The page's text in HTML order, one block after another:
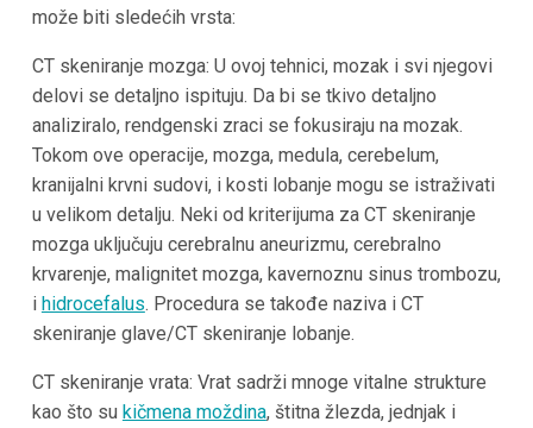
može biti sledećih vrsta:
CT skeniranje mozga: U ovoj tehnici, mozak i svi njegovi
delovi se detaljno ispituju. Da bi se tkivo detaljno
analiziralo, rendgenski zraci se fokusiraju na mozak.
Tokom ove operacije, mozga, medula, cerebelum,
kranijalni krvni sudovi, i kosti lobanje mogu se istraživati
u velikom detalju. Neki od kriterijuma za CT skeniranje
mozga uključuju cerebralnu aneurizmu, cerebralno
krvarenje, malignitet mozga, kavernoznu sinus trombozu,
i hidrocefalus. Procedura se takođe naziva i CT
skeniranje glave/CT skeniranje lobanje.
CT skeniranje vrata: Vrat sadrži mnoge vitalne strukture
kao što su kičmena moždina, štitna žlezda, jednjak i